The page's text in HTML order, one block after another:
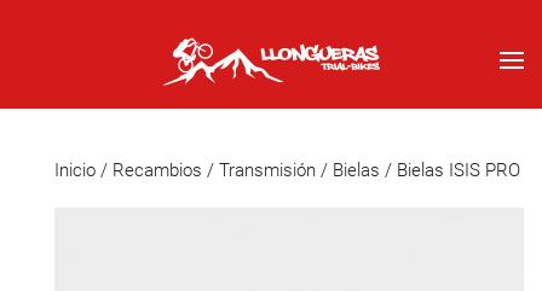
Inicio / Recambios / Transmisión / Bielas / Bielas ISIS PRO